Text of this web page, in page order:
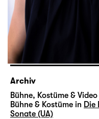
Archiv
Bühne, Kostüme &
Bühne & Kostüme in Die
Sonate (UA)